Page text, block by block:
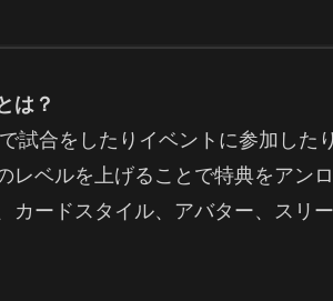
は？
試合をしたりイベントに参加した
レベルを上げることで特典をアンロ
カードスタイル、アバター、スリ